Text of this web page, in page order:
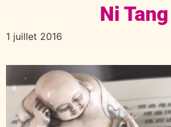
Ni Tang
1 juillet 2016